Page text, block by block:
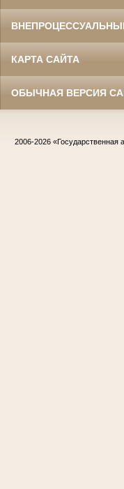
КАРТА САЙТА
ОБЫЧНАЯ ВЕРСИЯ
2006-2026 «Государственная